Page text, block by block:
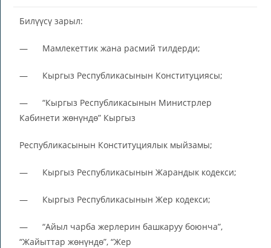
Билүүсү зарыл:
— Мамлекеттик жана расмий тилдерди;
— Кыргыз Республикасынын Конституциясы;
— “Кыргыз Республикасынын Министрлер
Кабинети жөнүндө” Кыргыз
Республикасынын Конституциялык мыйзамы;
— Кыргыз Республикасынын Жарандык кодекси;
— Кыргыз Республикасынын Жер кодекси;
— “Айыл чарба жерлерин башкаруу боюнча”,
“Жайыттар жөнүндө”, “Жер